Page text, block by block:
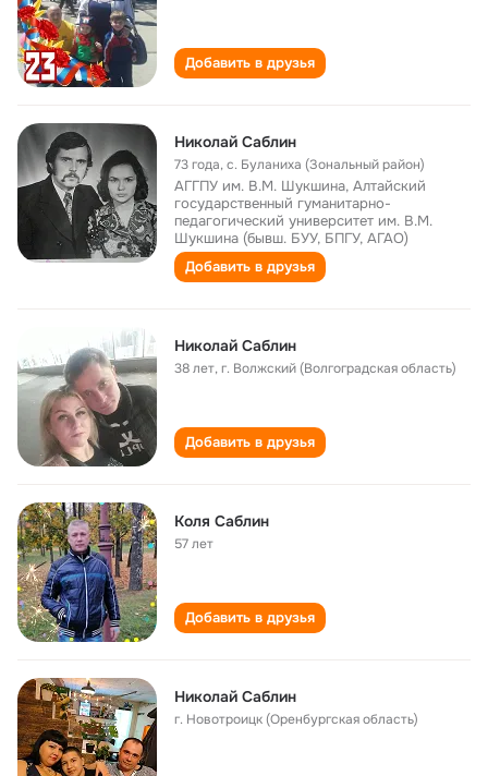
Добавить в друзья
Николай Саблин
73 года,с. Буланиха (Зональный район)
АГГПУ им. В.М. Шукшина, Алтайский
государственный гуманитарно-
педагогический университет им. В.М.
Шукшина (бывш. БУУ, БПГУ, АГАО)
Добавить в друзья
Николай Саблин
38 лет,г. Волжский (Волгоградская область)
Добавить в друзья
Коля Саблин
57 лет
Добавить в друзья
Николай Саблин
г. Новотроицк (Оренбургская область)